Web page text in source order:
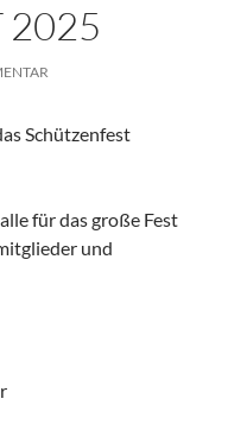
2025
Schützenfest
für das große Fest
und